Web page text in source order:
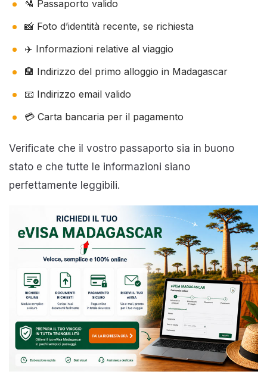
🛂 Passaporto valido
📸 Foto d’identità recente, se richiesta
✈️ Informazioni relative al viaggio
🏨 Indirizzo del primo alloggio in Madagascar
📧 Indirizzo email valido
💳 Carta bancaria per il pagamento
Verificate che il vostro passaporto sia in buono
stato e che tutte le informazioni siano
perfettamente leggibili.